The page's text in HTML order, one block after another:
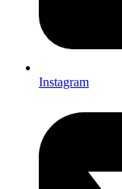
Instagram